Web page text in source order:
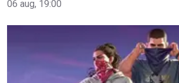
06 aug, 19:00